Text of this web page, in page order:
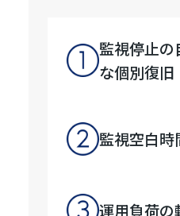
監視停止
な個別復旧
監視空白時
運用負荷の